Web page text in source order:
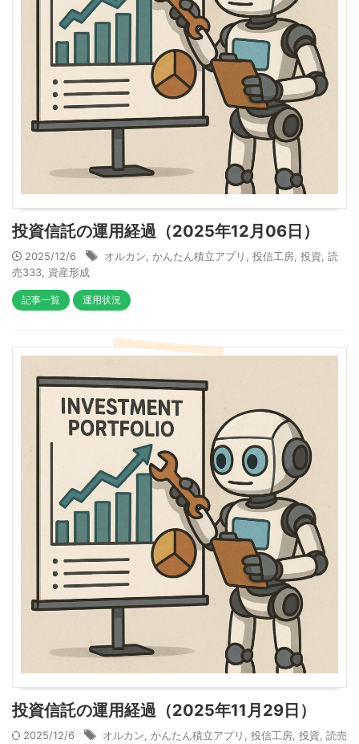
投資信託の運用経過（2025年12月06日）
2025/12/6 オルカン かんたん積立アプリ 投信工房 投資 読
売333 資産形成
記事一覧 運用状況
投資信託の運用経過（2025年11月29日）
2025/12/6 オルカン かんたん積立アプリ 投信工房 投資 読売